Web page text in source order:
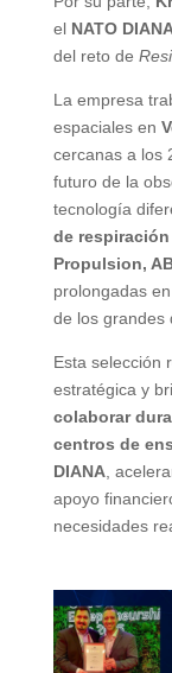
el NATO
del reto de
La empresa
espaciales en
cercanas a los
futuro de la
tecnología
de
Propulsion,
prolongadas
de los grandes
Esta selección
estratégica y
colaborar
centros de
DIANA,
apoyo
necesidades